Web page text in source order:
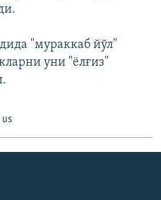
"мураккаб йўл"
уни "ёлғиз"